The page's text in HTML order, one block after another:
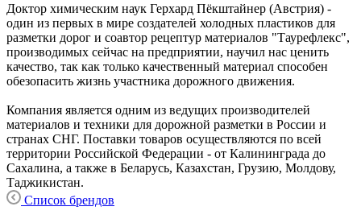
Доктор химическим наук Герхард Пёкштайнер (Австрия) -
один из первых в мире создателей холодных пластиков для
разметки дорог и соавтор рецептур материалов "Таурефлекс",
производимых сейчас на предприятии, научил нас ценить
качество, так как только качественный материал способен
обезопасить жизнь участника дорожного движения.
Компания является одним из ведущих производителей
материалов и техники для дорожной разметки в России и
странах СНГ. Поставки товаров осуществляются по всей
территории Российской Федерации - от Калининграда до
Сахалина, а также в Беларусь, Казахстан, Грузию, Молдову,
Таджикистан.
Список брендов